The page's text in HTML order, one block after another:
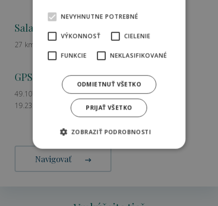
Salaš Krajinka
27 km od Hilsonu
GPS:
49.107672
19.231042
Navigovať
NEVYHNUTNE POTREBNÉ
VÝKONNOSŤ CIELENIE
FUNKCIE NEKLASIFIKOVANÉ
PRIJAŤ VŠETKO
ODMIETNUŤ VŠETKO
ZOBRAZIŤ PODROBNOSTI